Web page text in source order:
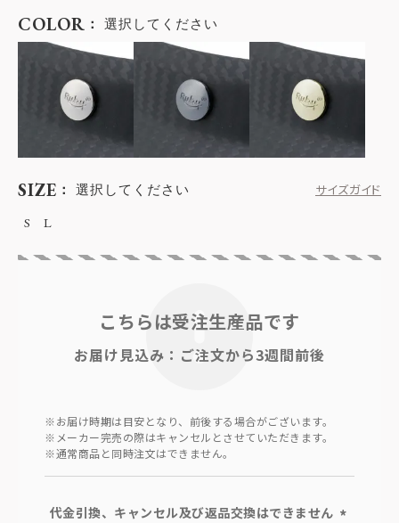
SIZE 選択してください
サイズガイド
S
L
COLOR 選択してください
こちらは受注生産品です
お届け見込み：ご注文から3週間前後
※お届け時期は目安となり、前後する場合がございます。
※メーカー完売の際はキャンセルとさせていただきます。
※通常商品と同時注文はできません。
代金引換、キャンセル及び返品交換はできません